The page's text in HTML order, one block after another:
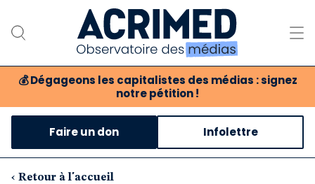
💰 Dégageons les capitalistes des médias : signez
notre pétition !
Notre association
Notre critique des médias
Nos propositions
Faire un don Infolettre
‹ Retour à l'accueil